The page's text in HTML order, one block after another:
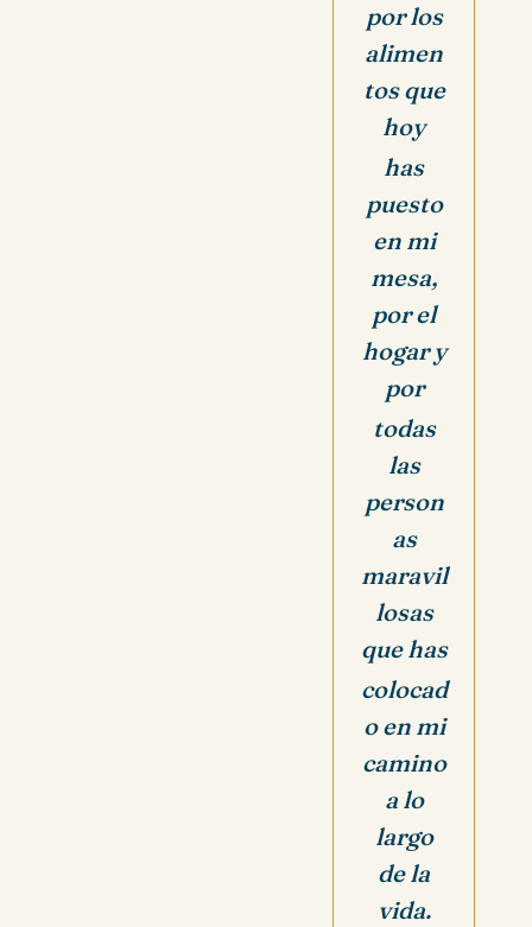
por los
alimen
tos que
hoy
has
puesto
en mi
mesa,
por el
hogar y
por
todas
las
person
as
maravil
losas
que has
colocad
o en mi
camino
a lo
largo
de la
vida.